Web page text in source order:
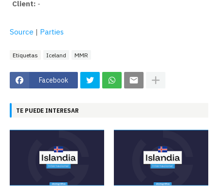
Client: -
Source | Parties
Etiquetas Iceland MMR
Facebook
TE PUEDE INTERESAR